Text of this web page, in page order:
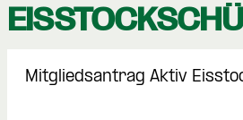
Mitgliedsantrag Aktiv